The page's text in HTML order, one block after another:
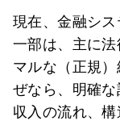
現在、金融シ
一部は、主に
マルな（正規
ぜなら、明確
収入の流れ、